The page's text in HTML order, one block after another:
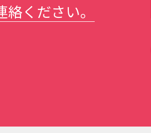
ください。